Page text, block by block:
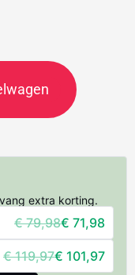
extra korting.
€79,98€ 71,98
€119,97€ 101,97